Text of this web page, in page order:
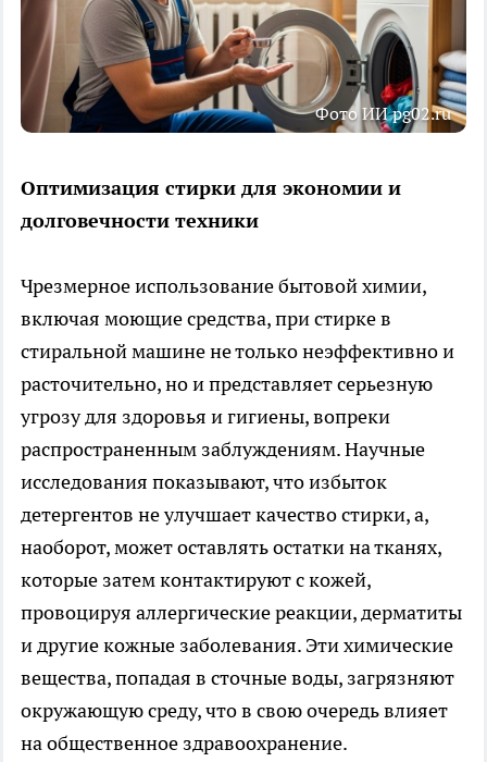
Фото ИИ pg02.ru
Оптимизация стирки для экономии и
долговечности техники
Чрезмерное использование бытовой химии,
включая моющие средства, при стирке в
стиральной машине не только неэффективно и
расточительно, но и представляет серьезную
угрозу для здоровья и гигиены, вопреки
распространенным заблуждениям. Научные
исследования показывают, что избыток
детергентов не улучшает качество стирки, а,
наоборот, может оставлять остатки на тканях,
которые затем контактируют с кожей,
провоцируя аллергические реакции, дерматиты
и другие кожные заболевания. Эти химические
вещества, попадая в сточные воды, загрязняют
окружающую среду, что в свою очередь влияет
на общественное здравоохранение.